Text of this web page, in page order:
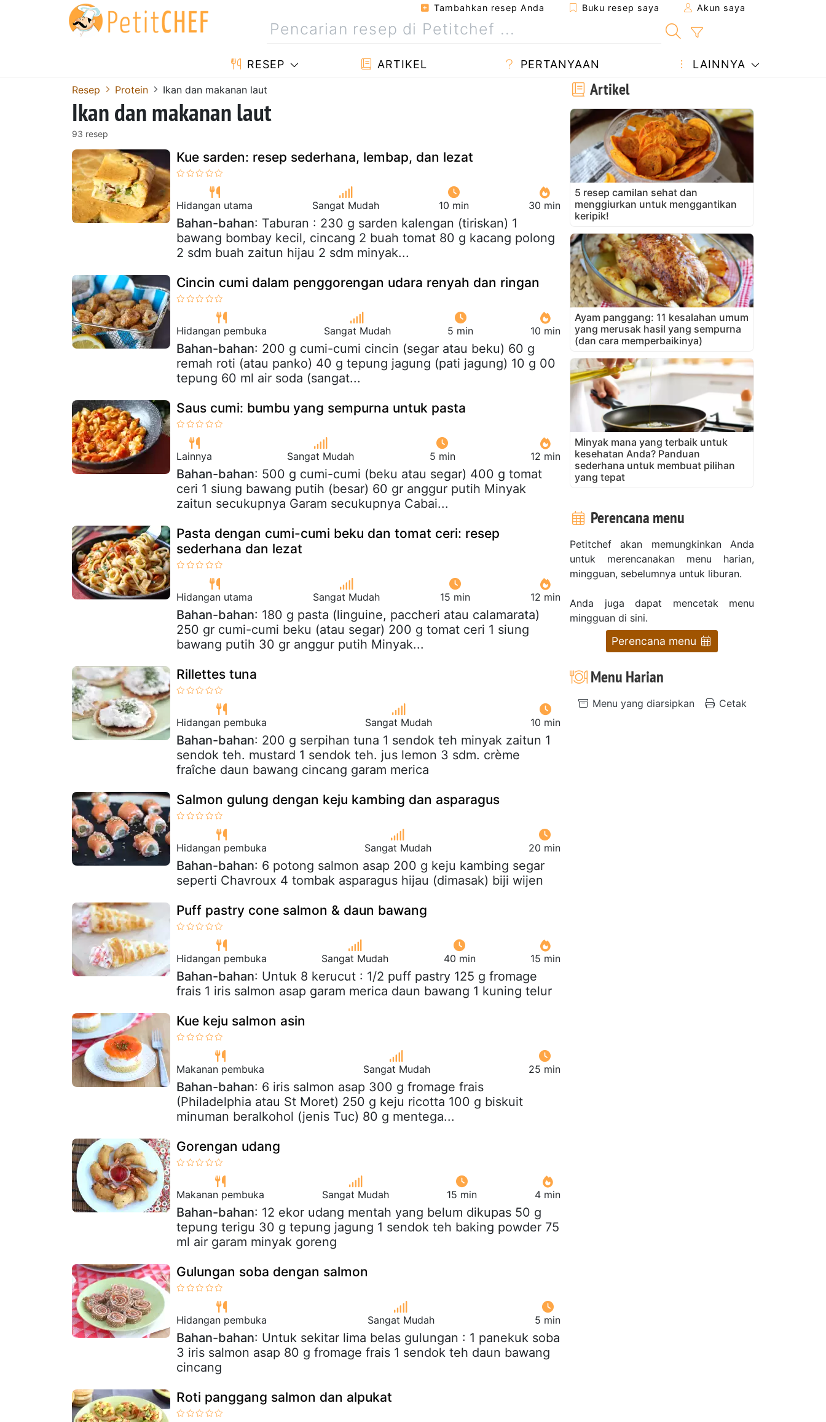
Tambahkan resep Anda Buku resep saya Akun saya
RESEP ARTIKEL PERTANYAAN LAINNYA
Resep Protein Ikan dan makanan laut
Ikan dan makanan laut
93 resep
Kue sarden: resep sederhana, lembap, dan lezat
Hidangan utama Sangat Mudah 10 min 30 min
Bahan-bahan: Taburan : 230 g sarden kalengan (tiriskan) 1
bawang bombay kecil, cincang 2 buah tomat 80 g kacang polong
2 sdm buah zaitun hijau 2 sdm minyak...
Cincin cumi dalam penggorengan udara renyah dan ringan
Hidangan pembuka Sangat Mudah 5 min 10 min
Bahan-bahan: 200 g cumi-cumi cincin (segar atau beku) 60 g
remah roti (atau panko) 40 g tepung jagung (pati jagung) 10 g 00
tepung 60 ml air soda (sangat...
Saus cumi: bumbu yang sempurna untuk pasta
Lainnya Sangat Mudah 5 min 12 min
Bahan-bahan: 500 g cumi-cumi (beku atau segar) 400 g tomat
ceri 1 siung bawang putih (besar) 60 gr anggur putih Minyak
zaitun secukupnya Garam secukupnya Cabai...
Pasta dengan cumi-cumi beku dan tomat ceri: resep
sederhana dan lezat
Hidangan utama Sangat Mudah 15 min 12 min
Bahan-bahan: 180 g pasta (linguine, paccheri atau calamarata)
250 gr cumi-cumi beku (atau segar) 200 g tomat ceri 1 siung
bawang putih 30 gr anggur putih Minyak...
Rillettes tuna
Hidangan pembuka Sangat Mudah 10 min
Bahan-bahan: 200 g serpihan tuna 1 sendok teh minyak zaitun 1
sendok teh. mustard 1 sendok teh. jus lemon 3 sdm. crème
fraîche daun bawang cincang garam merica
Salmon gulung dengan keju kambing dan asparagus
Hidangan pembuka Sangat Mudah 20 min
Bahan-bahan: 6 potong salmon asap 200 g keju kambing segar
seperti Chavroux 4 tombak asparagus hijau (dimasak) biji wijen
Puff pastry cone salmon & daun bawang
Hidangan pembuka Sangat Mudah 40 min 15 min
Bahan-bahan: Untuk 8 kerucut : 1/2 puff pastry 125 g fromage
frais 1 iris salmon asap garam merica daun bawang 1 kuning telur
Kue keju salmon asin
Makanan pembuka Sangat Mudah 25 min
Bahan-bahan: 6 iris salmon asap 300 g fromage frais
(Philadelphia atau St Moret) 250 g keju ricotta 100 g biskuit
minuman beralkohol (jenis Tuc) 80 g mentega...
Gorengan udang
Makanan pembuka Sangat Mudah 15 min 4 min
Bahan-bahan: 12 ekor udang mentah yang belum dikupas 50 g
tepung terigu 30 g tepung jagung 1 sendok teh baking powder 75
ml air garam minyak goreng
Gulungan soba dengan salmon
Hidangan pembuka Sangat Mudah 5 min
Bahan-bahan: Untuk sekitar lima belas gulungan : 1 panekuk soba
3 iris salmon asap 80 g fromage frais 1 sendok teh daun bawang
cincang
Roti panggang salmon dan alpukat
Artikel
5 resep camilan sehat dan
menggiurkan untuk menggantikan
keripik!
Ayam panggang: 11 kesalahan umum
yang merusak hasil yang sempurna
(dan cara memperbaikinya)
Minyak mana yang terbaik untuk
kesehatan Anda? Panduan
sederhana untuk membuat pilihan
yang tepat
Perencana menu
Petitchef akan memungkinkan Anda
untuk merencanakan menu harian,
mingguan, sebelumnya untuk liburan.
Anda juga dapat mencetak menu
mingguan di sini.
Perencana menu
Menu Harian
Menu yang diarsipkan Cetak